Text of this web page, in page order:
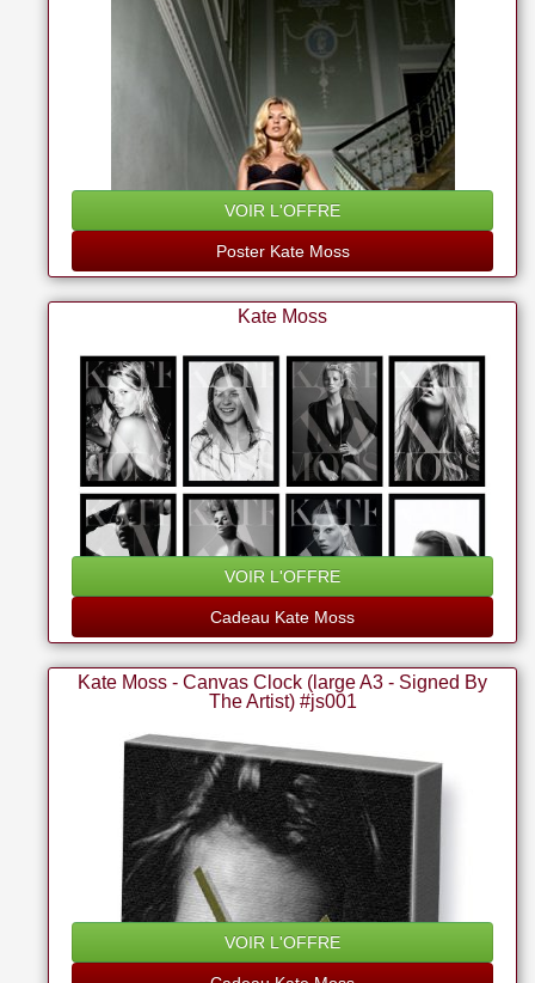
VOIR L'OFFRE
Poster Kate Moss
Kate Moss
VOIR L'OFFRE
Cadeau Kate Moss
Kate Moss - Canvas Clock (large A3 - Signed By
The Artist) #js001
VOIR L'OFFRE